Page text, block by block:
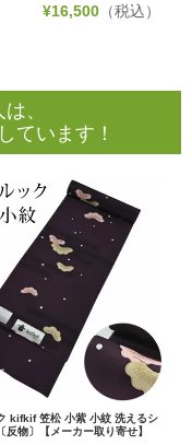
¥16,500（税込）
、
ています！
kifkif 笠松 小紫 小紋 洗えるシ
反物〕【メーカー取り寄せ】